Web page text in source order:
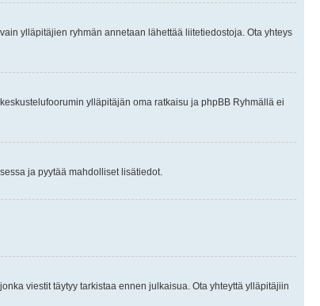
ylläpitäjien ryhmän annetaan lähettää liitetiedostoja. Ota yhteys
ylläpitäjän oma ratkaisu ja phpBB Ryhmällä ei
ja pyytää mahdolliset lisätiedot.
viestit täytyy tarkistaa ennen julkaisua. Ota yhteyttä ylläpitäjiin